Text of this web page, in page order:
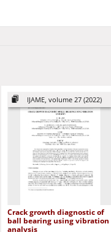
IJAME, volume 27 (2022)
Crack growth diagnostic of
ball bearing using vibration
analysis